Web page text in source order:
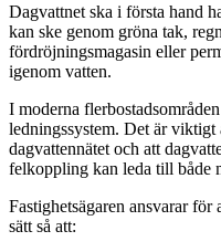
Dagvattnet ska i första hand
kan ske genom gröna tak,
fördröjningsmagasin eller
igenom vatten.
I moderna
ledningssystem. Det är
dagvattennätet och att
felkoppling kan leda till både
Fastighetsägaren ansvarar för
sätt så att: